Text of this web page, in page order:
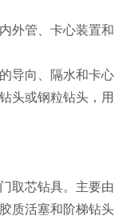
外管、卡心装置和
导向、隔水和卡心
头或钢粒钻头，用
取芯钻具。主要由
质活塞和阶梯钻头